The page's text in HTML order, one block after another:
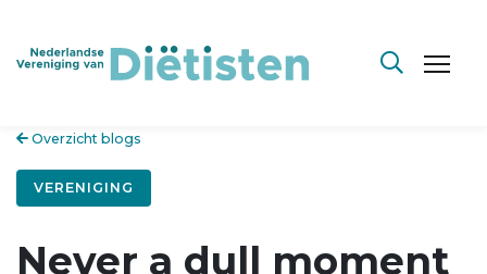
Overzicht blogs
VERENIGING
Never a dull moment